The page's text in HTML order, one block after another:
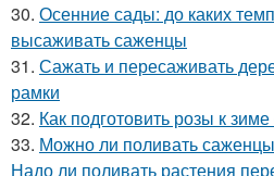
30. Осенние сады: до каких
высаживать саженцы
31. Сажать и пересаживать
рамки
32. Как подготовить розы к
33. Можно ли поливать
Надо ли поливать растения